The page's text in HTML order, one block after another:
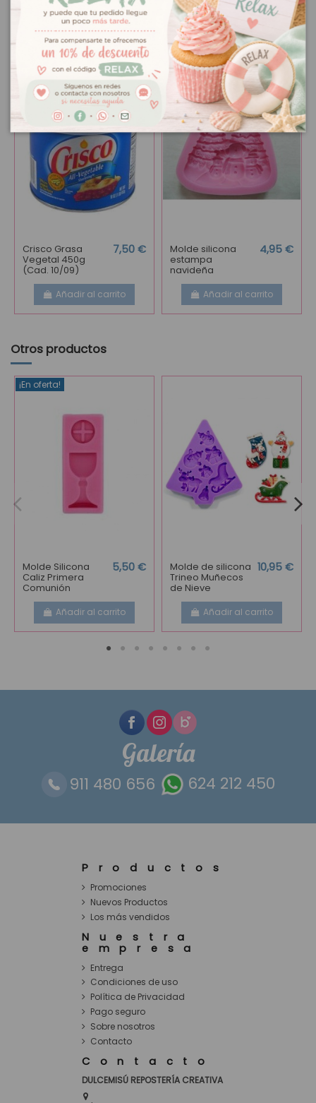
También podría interesarle
¡En oferta!
Crisco Grasa
Vegetal 450g
(Cad. 10/09)
7,50 €
Añadir al carrito
¡En oferta!
Molde silicona
estampa
navideña
4,95 €
Añadir al carrito
Otros productos
¡En oferta!
Molde Silicona
Caliz Primera
Comunión
5,50 €
Añadir al carrito
Molde de silicona
Trineo Muñecos
de Nieve
10,95 €
Añadir al carrito
Galería
911 480 656 624 212 450
Productos
Promociones
Nuevos Productos
Los más vendidos
Nuestra
empresa
Entrega
Condiciones de uso
Política de Privacidad
Pago seguro
Sobre nosotros
Contacto
Contacto
DULCEMISÚ REPOSTERÍA CREATIVA